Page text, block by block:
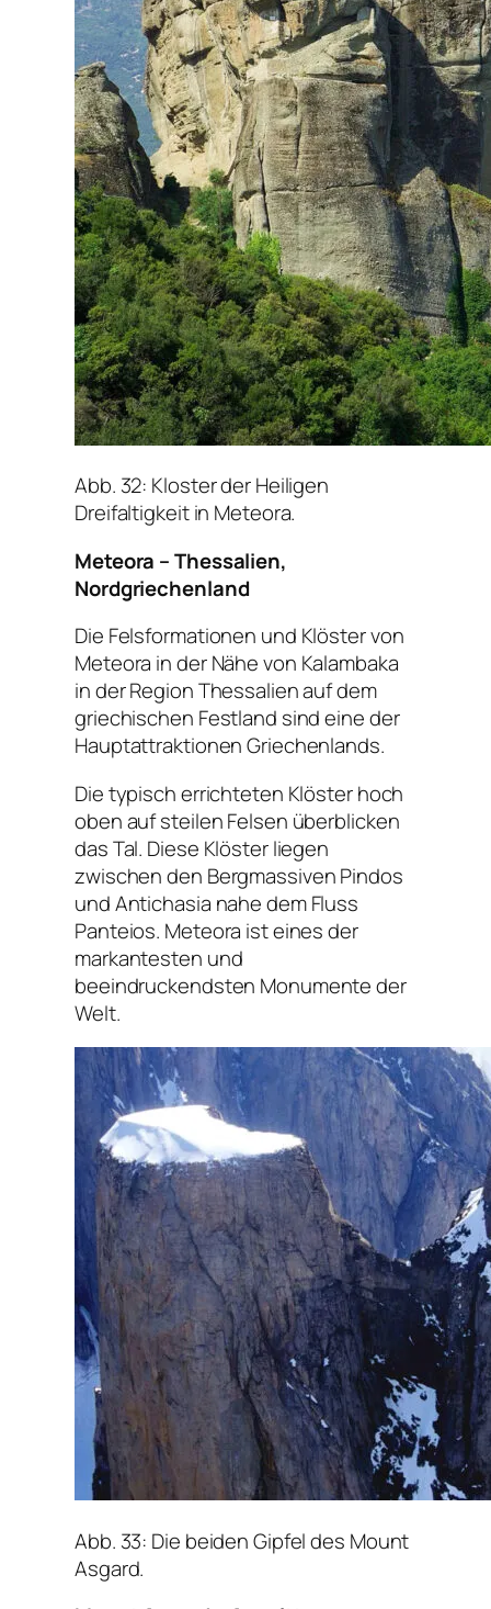
Abb. 32: Kloster der Heiligen
Dreifaltigkeit in Meteora.
Meteora – Thessalien,
Nordgriechenland
Die Felsformationen und Klöster von
Meteora in der Nähe von Kalambaka
in der Region Thessalien auf dem
griechischen Festland sind eine der
Hauptattraktionen Griechenlands.
Die typisch errichteten Klöster hoch
oben auf steilen Felsen überblicken
das Tal. Diese Klöster liegen
zwischen den Bergmassiven Pindos
und Antichasia nahe dem Fluss
Panteios. Meteora ist eines der
markantesten und
beeindruckendsten Monumente der
Welt.
Abb. 33: Die beiden Gipfel des Mount
Asgard.